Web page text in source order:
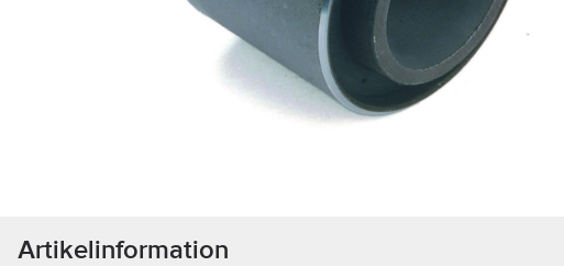
Artikelinformation